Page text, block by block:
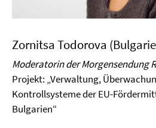
Zornitsa Todorova
Moderatorin der Morgensendung
Projekt: „Verwaltung,
Kontrollsysteme der EU-
Bulgarien“